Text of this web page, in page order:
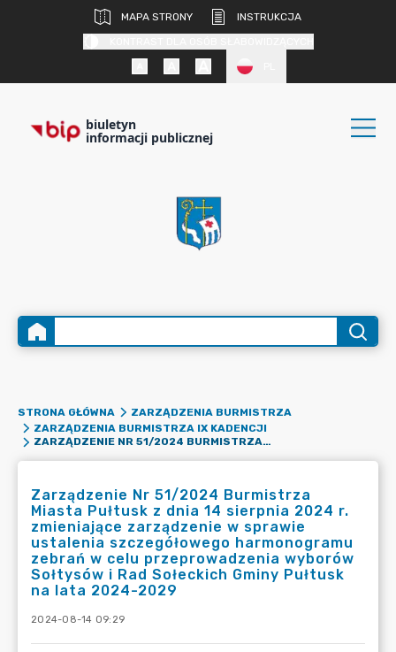
MAPA STRONY
INSTRUKCJA
biuletyn
informacji publicznej
STRONA GŁÓWNA
ZARZĄDZENIA BURMISTRZA
ZARZĄDZENIA BURMISTRZA IX KADENCJI
ZARZĄDZENIE NR 51/2024 BURMISTRZA MIASTA PUŁTUSK Z DNIA 14 SIERPNIA 2024 R. ZMIENIAJĄCE ZARZĄDZENIE W SPRAWIE USTALENIA SZCZEGÓŁOWEGO HARMONOGRAMU ZEBRAŃ W CELU PRZEPROWADZENIA WYBORÓW SOŁTYSÓW I RAD SOŁECKICH GMINY PUŁTUSK NA LATA 2024-2029
Zarządzenie Nr 51/2024 Burmistrza
Miasta Pułtusk z dnia 14 sierpnia 2024 r.
zmieniające zarządzenie w sprawie
ustalenia szczegółowego harmonogramu
zebrań w celu przeprowadzenia wyborów
Sołtysów i Rad Sołeckich Gminy Pułtusk
na lata 2024-2029
2024-08-14 09:29